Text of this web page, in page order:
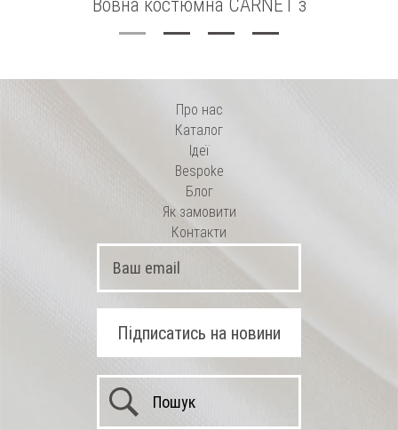
Вовна костюмна CARNET з
шовком
Про нас
Каталог
Ідеї
Bespoke
Блог
Як замовити
Контакти